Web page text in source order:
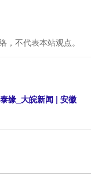
，不代表本站观点。
缘_大皖新闻 | 安徽